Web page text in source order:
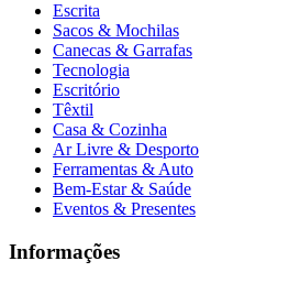
Escrita
Sacos & Mochilas
Canecas & Garrafas
Tecnologia
Escritório
Têxtil
Casa & Cozinha
Ar Livre & Desporto
Ferramentas & Auto
Bem-Estar & Saúde
Eventos & Presentes
Informações